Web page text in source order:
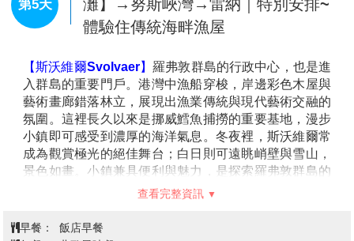
震撼的力量。最迷人的時刻是日落或極光出現時，鋸齒
般的山峰映照在水面與天空，營造出夢幻般的氛圍。這
信片。
【惡魔之齒Devils Jaw】由尖銳如刀鋒的山峰群組成，
聳立於北冰洋岸邊。鋸齒狀的山脊看似惡魔張開的獠
牙，因此得名。當晨曦灑落，山峰被染上金黃光輝；而
在黃昏時分，整片山群倒映在靜謐海面，壯闊而神秘。
若於冬夜造訪，更有機會見到極光在山巒上空舞動，畫
面震撼而迷人。
第4天
納維克→羅弗敦群島【羅浮敦威尼
斯、亨寧斯韋爾、斯沃爾韋爾】